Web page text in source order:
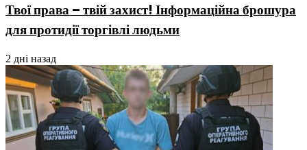
Твої права – твій захист! Інформаційна брошура
для протидії торгівлі людьми
2 дні назад